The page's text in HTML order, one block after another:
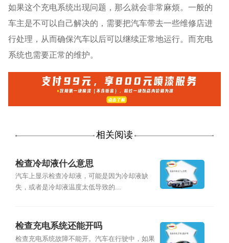
如果这个充电系统出现问题，那么就会非常麻烦。一般的
车主是不可以自己解决的，需要把汽车带去一些维修店进
行处理，从而确保汽车以后可以继续正常地运行。而充电
系统也需要正常的维护。
相关阅读
检查冷却液什么意思
汽车上显示检查冷却液，可能是因为冷却液缺
失，或者是冷却液温度太低导致的...
检查充电系统还能开吗
检查充电系统故障不能开。汽车在行驶中，如果